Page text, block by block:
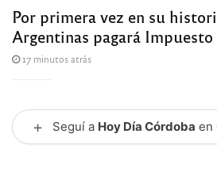
Por primera vez en su
Argentinas pagará Impuesto
17 minutos atrás
+ Seguí a Hoy Día Córdoba en